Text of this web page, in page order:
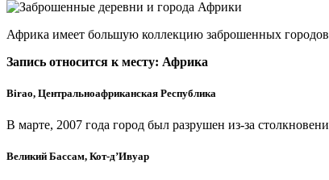
Африка имеет большую коллекцию заброшенных
Запись относится к месту: Африка
Birao, Центральноафриканская Республика
В марте, 2007 года город был разрушен из-за
Великий Бассам, Кот-д’Ивуар